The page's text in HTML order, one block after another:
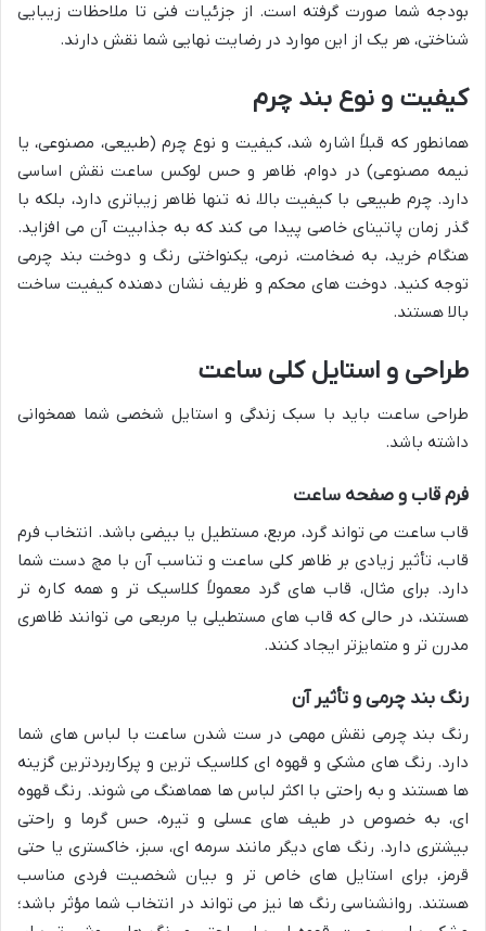
بودجه شما صورت گرفته است. از جزئیات فنی تا ملاحظات زیبایی
شناختی، هر یک از این موارد در رضایت نهایی شما نقش دارند.
کیفیت و نوع بند چرم
همانطور که قبلاً اشاره شد، کیفیت و نوع چرم (طبیعی، مصنوعی، یا
نیمه مصنوعی) در دوام، ظاهر و حس لوکس ساعت نقش اساسی
دارد. چرم طبیعی با کیفیت بالا، نه تنها ظاهر زیباتری دارد، بلکه با
گذر زمان پاتینای خاصی پیدا می کند که به جذابیت آن می افزاید.
هنگام خرید، به ضخامت، نرمی، یکنواختی رنگ و دوخت بند چرمی
توجه کنید. دوخت های محکم و ظریف نشان دهنده کیفیت ساخت
بالا هستند.
طراحی و استایل کلی ساعت
طراحی ساعت باید با سبک زندگی و استایل شخصی شما همخوانی
داشته باشد.
فرم قاب و صفحه ساعت
قاب ساعت می تواند گرد، مربع، مستطیل یا بیضی باشد. انتخاب فرم
قاب، تأثیر زیادی بر ظاهر کلی ساعت و تناسب آن با مچ دست شما
دارد. برای مثال، قاب های گرد معمولاً کلاسیک تر و همه کاره تر
هستند، در حالی که قاب های مستطیلی یا مربعی می توانند ظاهری
مدرن تر و متمایزتر ایجاد کنند.
رنگ بند چرمی و تأثیر آن
رنگ بند چرمی نقش مهمی در ست شدن ساعت با لباس های شما
دارد. رنگ های مشکی و قهوه ای کلاسیک ترین و پرکاربردترین گزینه
ها هستند و به راحتی با اکثر لباس ها هماهنگ می شوند. رنگ قهوه
ای، به خصوص در طیف های عسلی و تیره، حس گرما و راحتی
بیشتری دارد. رنگ های دیگر مانند سرمه ای، سبز، خاکستری یا حتی
قرمز، برای استایل های خاص تر و بیان شخصیت فردی مناسب
هستند. روانشناسی رنگ ها نیز می تواند در انتخاب شما مؤثر باشد؛